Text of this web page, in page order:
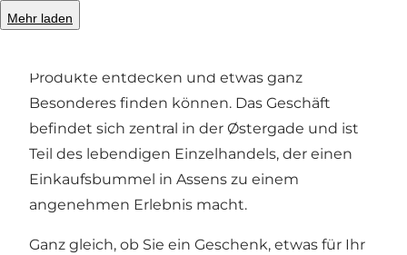
Mehr laden
Shop a Lop ist ein lokales Geschäft im Herzen
Produkte entdecken und etwas ganz
Besonderes finden können. Das Geschäft
befindet sich zentral in der Østergade und ist
Teil des lebendigen Einzelhandels, der einen
Einkaufsbummel in Assens zu einem
angenehmen Erlebnis macht.
Ganz gleich, ob Sie ein Geschenk, etwas für Ihr